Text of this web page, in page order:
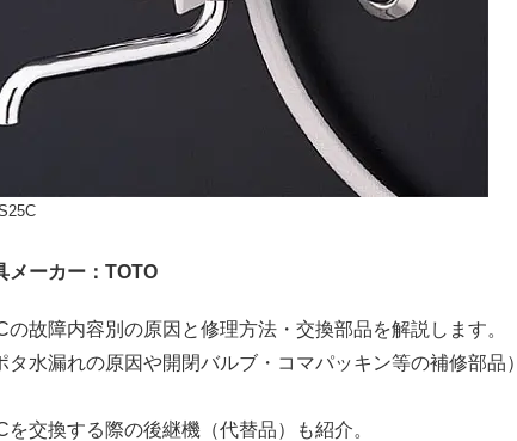
メーカー：TOTO
の故障内容別の原因と修理方法・交換部品を解説します。
タ水漏れの原因や開閉バルブ・コマパッキン等の補修部品）
を交換する際の後継機（代替品）も紹介。